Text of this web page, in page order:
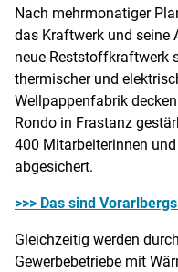
Nach mehrmonatiger
das Kraftwerk und seine
neue Reststoffkraftwerk
thermischer und
Wellpappenfabrik
Rondo in Frastanz
400 Mitarbeiterinnen
abgesichert.
>>> Das sind
Gleichzeitig werden
Gewerbebetriebe mit